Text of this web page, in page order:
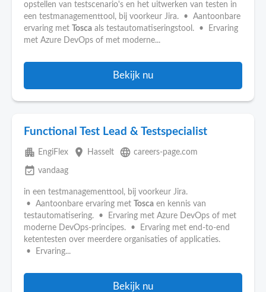
opstellen van testscenario's en het uitwerken van testen in
een testmanagementtool, bij voorkeur Jira. • Aantoonbare
ervaring met
Tosca als testautomatiseringstool. • Ervaring
met Azure DevOps of met moderne...
Bekijk nu
Functional Test Lead & Testspecialist
apartment EngiFlex place Hasselt language careers-page.com
event_available vandaag
in een testmanagementtool, bij voorkeur Jira.
• Aantoonbare ervaring met
Tosca en kennis van
testautomatisering. • Ervaring met Azure DevOps of met
moderne DevOps-principes. • Ervaring met end-to-end
ketentesten over meerdere organisaties of applicaties.
• Ervaring...
Bekijk nu